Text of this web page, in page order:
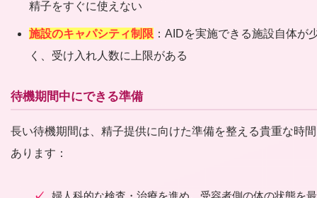
精子をすぐに使えない
施設のキャパシティ制限 ：AIDを実施できる施設自体が
く、受け入れ人数に上限がある
待機期間中にできる準備
長い待機期間は、精子提供に向けた準備を整える貴重な時
あります：
婦人科的な検査・治療を進め、受容者側の体の状態を